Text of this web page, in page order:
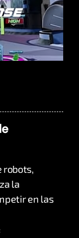
robots,
la
en las